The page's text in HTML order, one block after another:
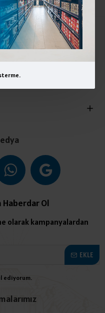
Haberdar Ol
olarak kampanyalardan
EKLE
ediyorum.